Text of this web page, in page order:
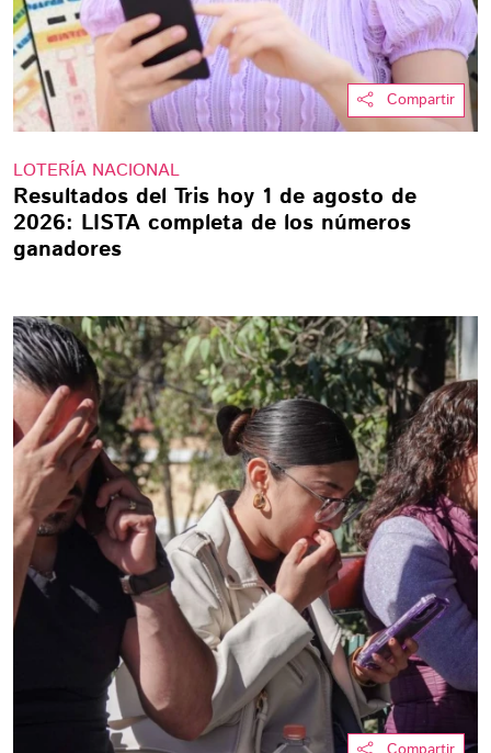
Compartir
LOTERÍA NACIONAL
Resultados del Tris hoy 1 de agosto de
2026: LISTA completa de los números
ganadores